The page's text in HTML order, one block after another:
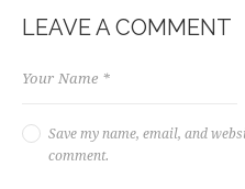
LEAVE A COMMENT
Save my name, email, and
comment.